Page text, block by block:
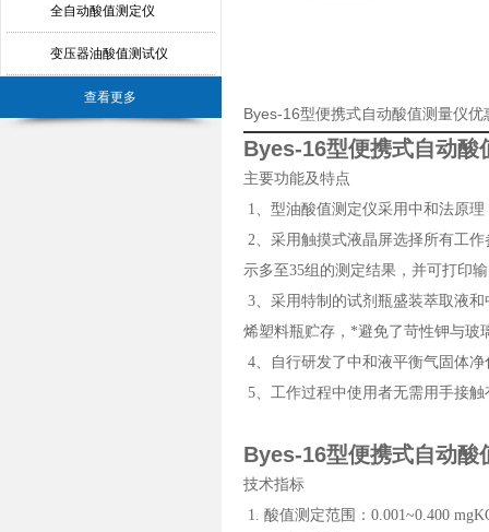
全自动酸值测定仪
变压器油酸值测试仪
查看更多
Byes-16型便携式自动酸值测量仪优
Byes-16型便携式自动酸
主要功能及特点
1、型油酸值测定仪采用中和法原
2、采用触摸式液晶屏选择所有工
示多至35组的测定结果，并可打印
3、采用特制的试剂瓶盛装萃取液
烯塑料瓶贮存，*避免了苛性钾与玻
4、自行研发了中和液平衡气固体
5、工作过程中使用者无需用手接
Byes-16型便携式自动酸
技术指标
1. 酸值测定范围：0.001~0.400